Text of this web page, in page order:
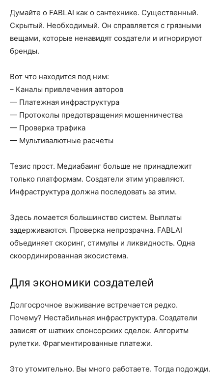
Думайте о FABLAI как о сантехнике. Существенный.
Скрытый. Необходимый. Он справляется с грязными
вещами, которые ненавидят создатели и игнорируют
бренды.
Вот что находится под ним:
– Каналы привлечения авторов
— Платежная инфраструктура
— Протоколы предотвращения мошенничества
— Проверка трафика
— Мультивалютные расчеты
Тезис прост. Медиабаинг больше не принадлежит
только платформам. Создатели этим управляют.
Инфраструктура должна последовать за этим.
Здесь ломается большинство систем. Выплаты
задерживаются. Проверка непрозрачна. FABLAI
объединяет скоринг, стимулы и ликвидность. Одна
скоординированная экосистема.
Для экономики создателей
Долгосрочное выживание встречается редко.
Почему? Нестабильная инфраструктура. Создатели
зависят от шатких спонсорских сделок. Алгоритм
рулетки. Фрагментированные платежи.
Это утомительно. Вы много работаете. Тогда подожди.